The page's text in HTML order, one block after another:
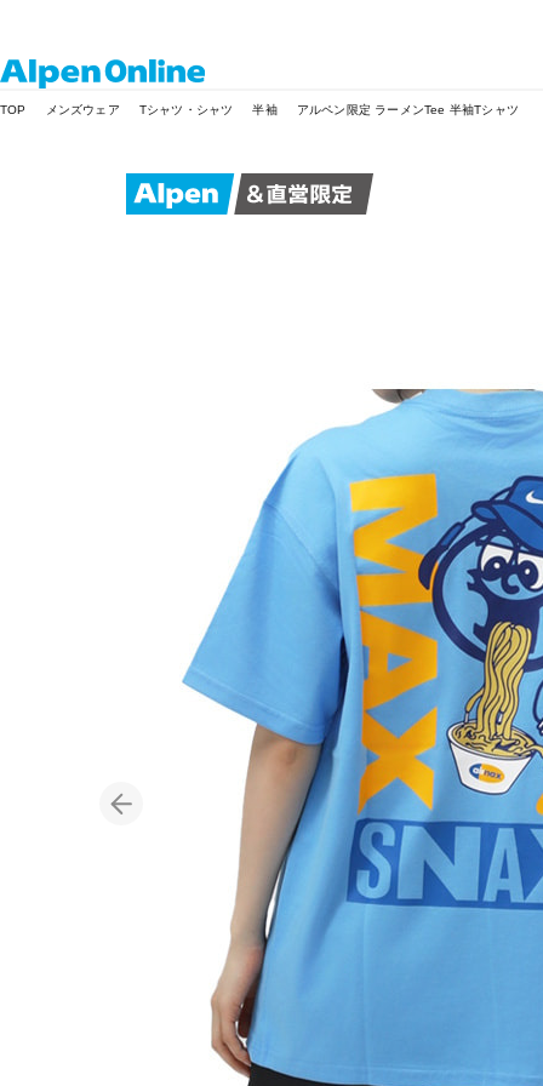
Online
TOP メンズウェア Tシャツ・シャツ 半袖 アルペン限定 ラーメンTee 半袖Tシャツ